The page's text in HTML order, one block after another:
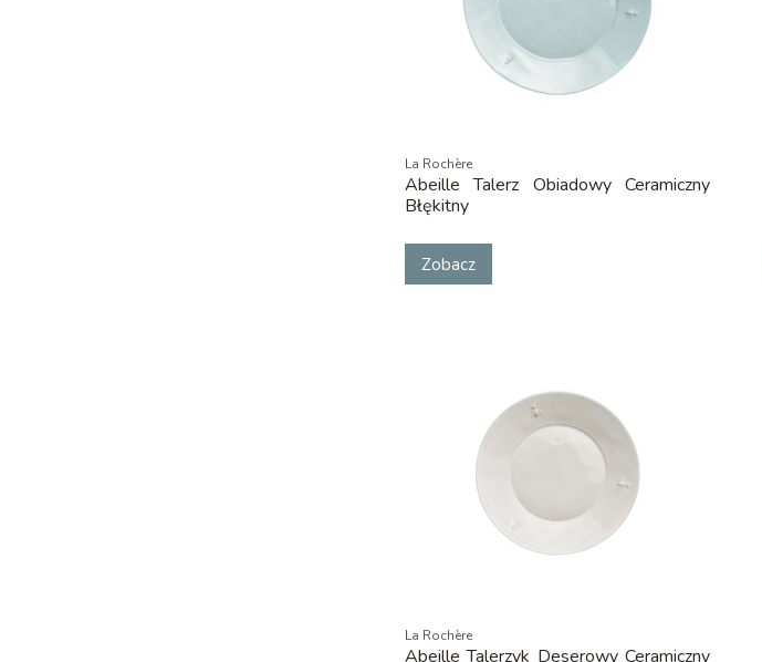
La Rochère
Abeille Talerz Obiadowy Ceramiczny
Błękitny
Zobacz
La Rochère
Abeille Talerzyk Deserowy Ceramiczny